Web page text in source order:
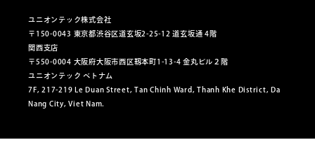
ユニオンテック株式会社
〒150-0043 東京都渋谷区道玄坂2-25-12 道玄坂通 4階
関西支店
〒550-0004 大阪府大阪市西区靱本町1-13-4 金丸ビル２階
ユニオンテック ベトナム
7F, 217-219 Le Duan Street, Tan Chinh Ward, Thanh Khe District, Da
Nang City, Viet Nam.